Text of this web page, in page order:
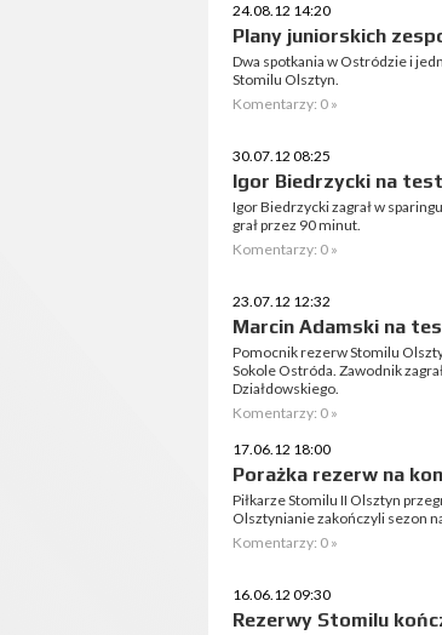
24.08.12 14:20
Plany juniorskich
Dwa spotkania w Ostródzie i
Stomilu Olsztyn.
Komentarzy: 0 »
30.07.12 08:25
Igor Biedrzycki na
Igor Biedrzycki zagrał w
grał przez 90 minut.
Komentarzy: 0 »
23.07.12 12:32
Marcin Adamski na
Pomocnik rezerw Stomilu
Sokole Ostróda. Zawodnik
Działdowskiego.
Komentarzy: 0 »
17.06.12 18:00
Porażka rezerw na
Piłkarze Stomilu II Olsztyn
Olsztynianie zakończyli sezon
Komentarzy: 0 »
16.06.12 09:30
Rezerwy Stomilu